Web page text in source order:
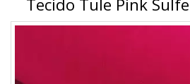
Tecido Tule Pink